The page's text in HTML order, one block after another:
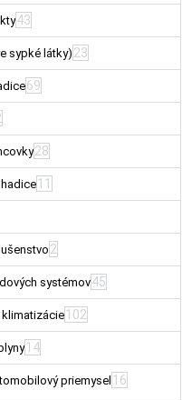
43
sypké látky)23
69
28
11
2
systémov45
102
14
priemysel 16